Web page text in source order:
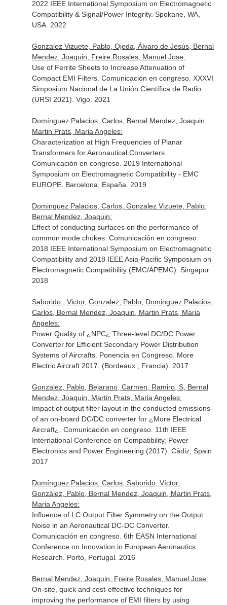
2022 IEEE International Symposium on Electromagnetic
Compatibility & Signal/Power Integrity. Spokane, WA,
USA. 2022
Gonzalez Vizuete, Pablo, Ojeda, Álvaro de Jesús, Bernal
Mendez, Joaquin, Freire Rosales, Manuel Jose:
Use of Ferrite Sheets to Increase Attenuation of
Compact EMI Filters. Comunicación en congreso. XXXVI
Simposium Nacional de La Unión Científica de Radio
(URSI 2021). Vigo. 2021
Domínguez Palacios, Carlos, Bernal Mendez, Joaquin,
Martin Prats, Maria Angeles:
Characterization at High Frequencies of Planar
Transformers for Aeronautical Converters.
Comunicación en congreso. 2019 International
Symposium on Electromagnetic Compatibility - EMC
EUROPE. Barcelona, España. 2019
Dominguez Palacios, Carlos, Gonzalez Vizuete, Pablo,
Bernal Mendez, Joaquin:
Effect of conducting surfaces on the performance of
common mode chokes. Comunicación en congreso.
2018 IEEE International Symposium on Electromagnetic
Compatibility and 2018 IEEE Asia-Pacific Symposium on
Electromagnetic Compatibility (EMC/APEMC). Singapur.
2018
Saborido , Victor, Gonzalez, Pablo, Dominguez Palacios,
Carlos, Bernal Mendez, Joaquin, Martin Prats, Maria
Angeles:
Power Quality of ¿NPC¿ Three-level DC/DC Power
Converter for Efficient Secondary Power Distribution
Systems of Aircrafts. Ponencia en Congreso. More
Electric Aircraft 2017. (Bordeaux , Francia). 2017
Gonzalez, Pablo, Bejarano, Carmen, Ramiro, S, Bernal
Mendez, Joaquin, Martin Prats, Maria Angeles:
Impact of output filter layout in the conducted emissions
of an on-board DC/DC converter for ¿More Electrical
Aircraft¿. Comunicación en congreso. 11th IEEE
International Conference on Compatibility, Power
Electronics and Power Engineering (2017). Cádiz, Spain.
2017
Domínguez Palacios, Carlos, Saborido, Víctor,
González, Pablo, Bernal Mendez, Joaquin, Martin Prats,
Maria Angeles:
Influence of LC Output Filter Symmetry on the Output
Noise in an Aeronautical DC-DC Converter.
Comunicación en congreso. 6th EASN International
Conference on Innovation in European Aeronautics
Research. Porto, Portugal. 2016
Bernal Mendez, Joaquin, Freire Rosales, Manuel Jose:
On-site, quick and cost-effective techniques for
improving the performance of EMI filters by using